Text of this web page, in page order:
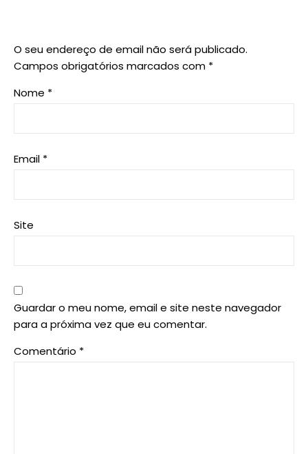
O seu endereço de email não será publicado.
Campos obrigatórios marcados com *
Nome *
Email *
Site
Guardar o meu nome, email e site neste navegador
para a próxima vez que eu comentar.
Comentário *